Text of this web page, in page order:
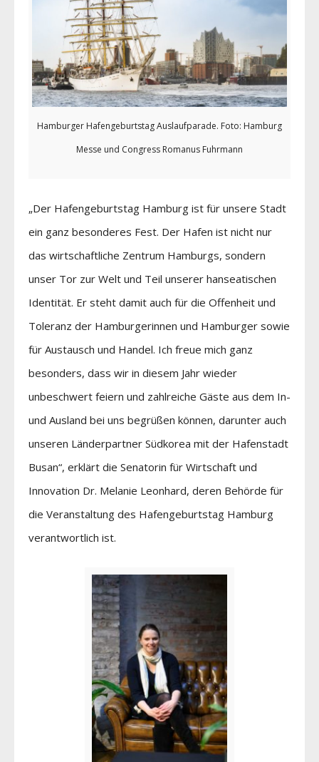
Hamburger Hafengeburtstag Auslaufparade. Foto: Hamburg
Messe und Congress Romanus Fuhrmann
„Der Hafengeburtstag Hamburg ist für unsere Stadt
ein ganz besonderes Fest. Der Hafen ist nicht nur
das wirtschaftliche Zentrum Hamburgs, sondern
unser Tor zur Welt und Teil unserer hanseatischen
Identität. Er steht damit auch für die Offenheit und
Toleranz der Hamburgerinnen und Hamburger sowie
für Austausch und Handel. Ich freue mich ganz
besonders, dass wir in diesem Jahr wieder
unbeschwert feiern und zahlreiche Gäste aus dem In-
und Ausland bei uns begrüßen können, darunter auch
unseren Länderpartner Südkorea mit der Hafenstadt
Busan“, erklärt die Senatorin für Wirtschaft und
Innovation Dr. Melanie Leonhard, deren Behörde für
die Veranstaltung des Hafengeburtstag Hamburg
verantwortlich ist.